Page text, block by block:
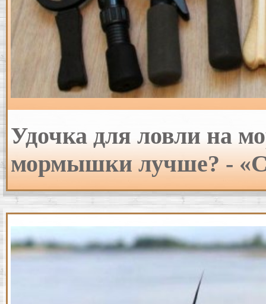
Удочка для ловли на
мормышки лучше? -